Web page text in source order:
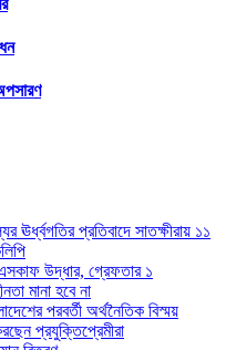
প্রতিবাদে সাতক্ষীরায় ১১
উদ্ধার, গ্রেফতার ১
মানা হবে না
পরবর্তী অর্থনৈতিক বিস্ময়
প্রযুক্তিপ্রেমীরা